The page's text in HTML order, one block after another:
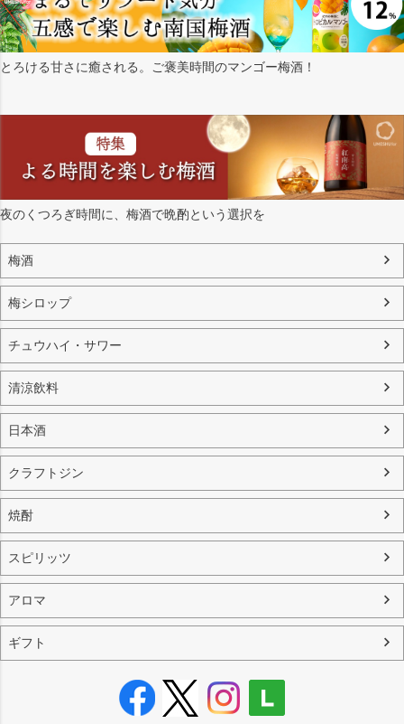
とろける甘さに癒される。ご褒美時間のマンゴー梅酒！
夜のくつろぎ時間に、梅酒で晩酌という選択を
梅酒
梅シロップ
チュウハイ・サワー
清涼飲料
日本酒
クラフトジン
焼酎
スピリッツ
アロマ
ギフト